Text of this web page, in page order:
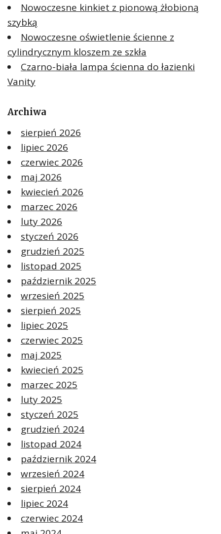
Nowoczesne kinkiet z pionową żłobioną
szybką
Nowoczesne oświetlenie ścienne z
cylindrycznym kloszem ze szkła
Czarno-biała lampa ścienna do łazienki
Vanity
Archiwa
sierpień 2026
lipiec 2026
czerwiec 2026
maj 2026
kwiecień 2026
marzec 2026
luty 2026
styczeń 2026
grudzień 2025
listopad 2025
październik 2025
wrzesień 2025
sierpień 2025
lipiec 2025
czerwiec 2025
maj 2025
kwiecień 2025
marzec 2025
luty 2025
styczeń 2025
grudzień 2024
listopad 2024
październik 2024
wrzesień 2024
sierpień 2024
lipiec 2024
czerwiec 2024